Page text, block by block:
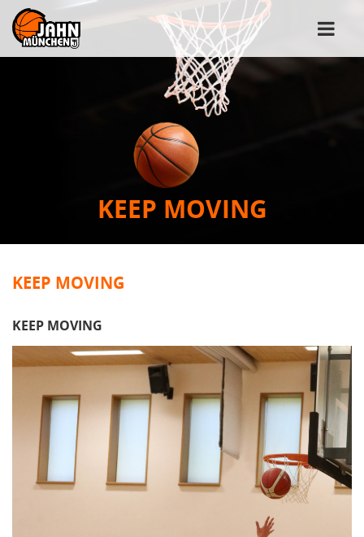
KEEP MOVING
KEEP MOVING
KEEP MOVING